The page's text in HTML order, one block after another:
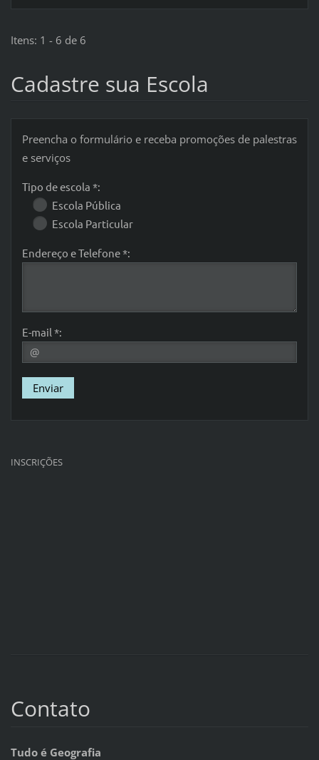
Itens: 1 - 6 de 6
Cadastre sua Escola
Preencha o formulário e receba promoções de palestras
e serviços
Tipo de escola *:
Escola Pública
Escola Particular
Endereço e Telefone *:
E-mail *:
INSCRIÇÕES
Contato
Tudo é Geografia